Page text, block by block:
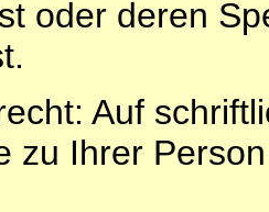
oder deren
Auf
zu Ihrer